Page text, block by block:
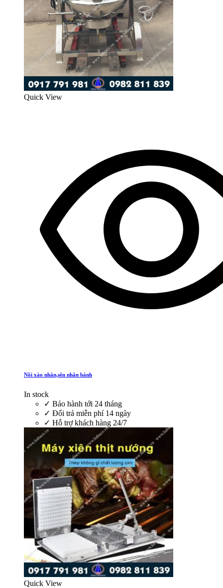
Quick View
Nồi xào nhân,sên nhân bánh
In stock
✓ Bảo hành tới 24 tháng
✓ Đổi trả miễn phí 14 ngày
✓ Hỗ trợ khách hàng 24/7
Quick View